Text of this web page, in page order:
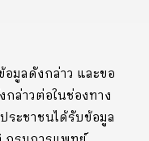
มูลดังกล่าว และขอ
กล่าวต่อในช่องทาง
ระชาชนได้รับข้อมูล